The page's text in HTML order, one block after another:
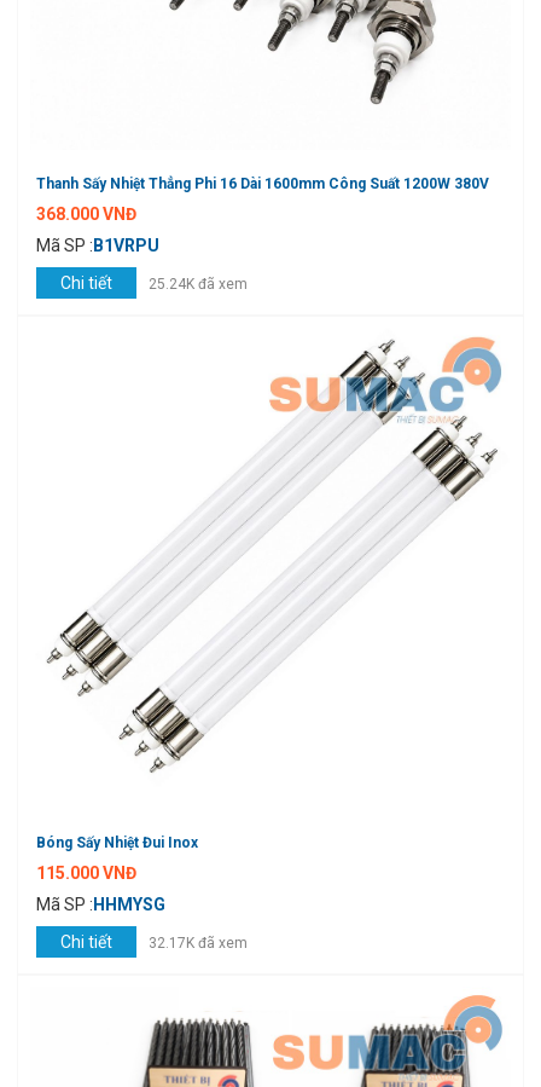
Thanh Sấy Nhiệt Thẳng Phi 16 Dài 1600mm Công Suất 1200W 380V
368.000 VNĐ
Mã SP : B1VRPU
Chi tiết
25.24K đã xem
Bóng Sấy Nhiệt Đui Inox
115.000 VNĐ
Mã SP : HHMYSG
Chi tiết
32.17K đã xem